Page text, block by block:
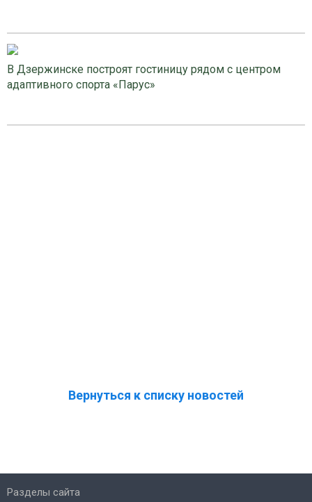
В Дзержинске построят гостиницу рядом с центром
адаптивного спорта «Парус»
Вернуться к списку новостей
Разделы сайта